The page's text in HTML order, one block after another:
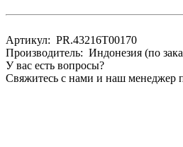
Артикул: PR.43216T00170
Производитель: Индонезия (по
У вас есть вопросы?
Свяжитесь с нами и наш менеджер